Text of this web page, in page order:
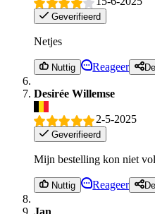
Geverifieerd
Netjes
Nuttig Reageer
Desirée Willemse
2-5-2025
Geverifieerd
Mijn bestelling kon niet
Nuttig Reageer